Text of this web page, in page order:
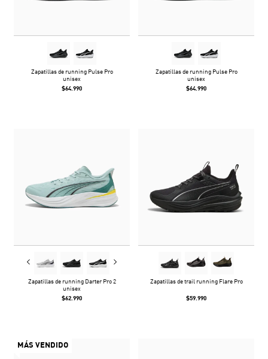
Zapatillas de running Pulse Pro
unisex
$64.990
Zapatillas de running Pulse Pro
unisex
$64.990
Zapatillas de running Darter Pro 2
unisex
$62.990
Zapatillas de trail running Flare Pro
$59.990
MÁS VENDIDO